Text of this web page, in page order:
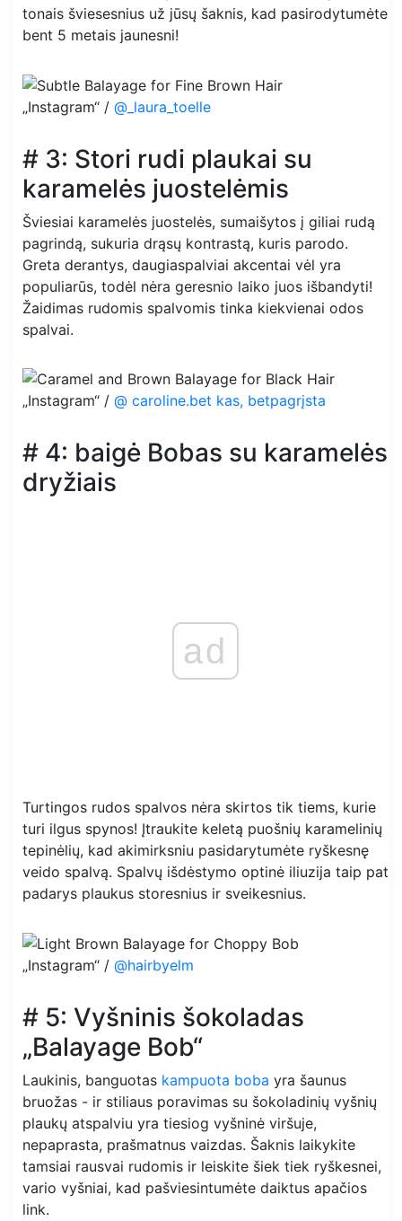
tonais šviesesnius už jūsų šaknis, kad pasirodytumėte
bent 5 metais jaunesni!
„Instagram“ / @_laura_toelle
# 3: Stori rudi plaukai su
karamelės juostelėmis
Šviesiai karamelės juostelės, sumaišytos į giliai rudą
pagrindą, sukuria drąsų kontrastą, kuris parodo.
Greta derantys, daugiaspalviai akcentai vėl yra
populiarūs, todėl nėra geresnio laiko juos išbandyti!
Žaidimas rudomis spalvomis tinka kiekvienai odos
spalvai.
„Instagram“ / @ caroline.bet kas, betpagrįsta
# 4: baigė Bobas su karamelės
dryžiais
ad
Turtingos rudos spalvos nėra skirtos tik tiems, kurie
turi ilgus spynos! Įtraukite keletą puošnių karamelinių
tepinėlių, kad akimirksniu pasidarytumėte ryškesnę
veido spalvą. Spalvų išdėstymo optinė iliuzija taip pat
padarys plaukus storesnius ir sveikesnius.
„Instagram“ / @hairbyelm
# 5: Vyšninis šokoladas
„Balayage Bob“
Laukinis, banguotas kampuota boba yra šaunus
bruožas - ir stiliaus poravimas su šokoladinių vyšnių
plaukų atspalviu yra tiesiog vyšninė viršuje,
nepaprasta, prašmatnus vaizdas. Šaknis laikykite
tamsiai rausvai rudomis ir leiskite šiek tiek ryškesnei,
vario vyšniai, kad pašviesintumėte daiktus apačios
link.